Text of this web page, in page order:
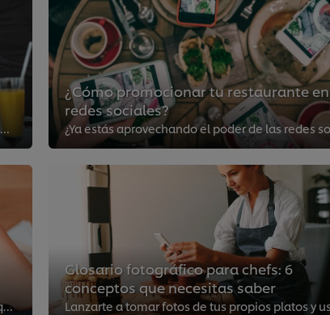
El menú del Día de la Madre se presenta como una gran oportunidad para el sector de bares y restaurantes.
¿Cómo promocionar tu restaurante en
redes sociales?
¡Es hora de adaptarse a la tecnología! Es por eso que aprovechar las redes sociales será necesario para mejorar la promoción de...
Glosario fotográfico para chefs: 6
conceptos que necesitas saber